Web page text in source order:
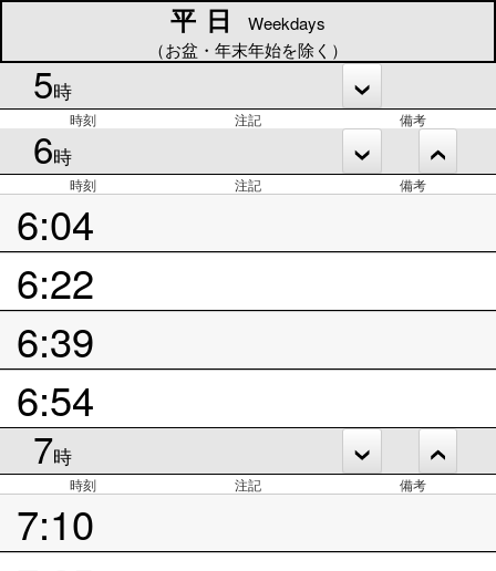
平日
Weekdays
（お盆・年末年始を除く）
5時
時刻 注記 備考
6時
時刻 注記 備考
6:04
6:22
6:39
6:54
7時
時刻 注記 備考
7:10